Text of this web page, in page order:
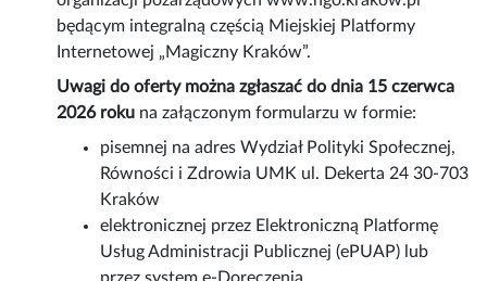
będącym integralną częścią Miejskiej Platformy
Internetowej „Magiczny Kraków”.
Uwagi do oferty można zgłaszać do dnia 15 czerwca
2026 roku na załączonym formularzu w formie:
pisemnej na adres Wydział Polityki Społecznej,
Równości i Zdrowia UMK ul. Dekerta 24 30-703
Kraków
elektronicznej przez Elektroniczną Platformę
Usług Administracji Publicznej (ePUAP) lub